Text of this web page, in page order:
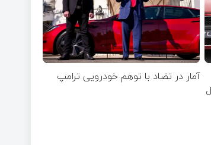
آمار در تضاد با توهم خودرویی ترامپ